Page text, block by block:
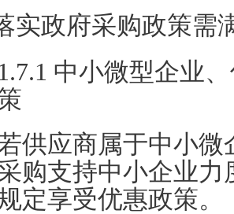
实政府采购政策需
中小微型企业
供应商属于中小
购支持中小企业力
定享受优惠政策。